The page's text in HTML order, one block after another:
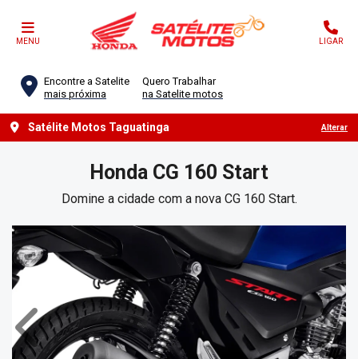
MENU LIGAR
Encontre a Satelite
mais próxima
Quero Trabalhar
na Satelite motos
Satélite Motos Taguatinga Alterar
Honda CG 160 Start
Domine a cidade com a nova CG 160 Start.
Anterior